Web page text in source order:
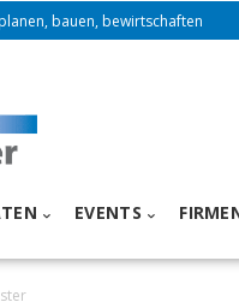
bauen, bewirtschaften
EVENTS